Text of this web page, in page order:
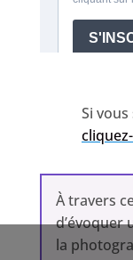
Si
À travers
d’évoquer
la